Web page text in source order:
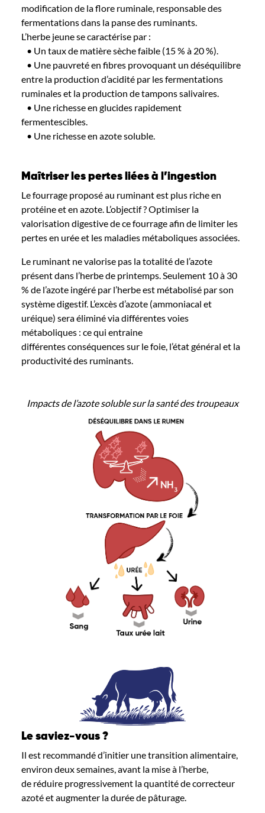
modification de la flore ruminale, responsable des
fermentations dans la panse des ruminants.
L’herbe jeune se caractérise par :
• Un taux de matière sèche faible (15 % à 20 %).
• Une pauvreté en fibres provoquant un déséquilibre
entre la production d’acidité par les fermentations
ruminales et la production de tampons salivaires.
• Une richesse en glucides rapidement
fermentescibles.
• Une richesse en azote soluble.
Maîtriser les pertes liées à l’ingestion
Le fourrage proposé au ruminant est plus riche en
protéine et en azote. L’objectif ? Optimiser la
valorisation digestive de ce fourrage afin de limiter les
pertes en urée et les maladies métaboliques associées.
Le ruminant ne valorise pas la totalité de l’azote
présent dans l’herbe de printemps. Seulement 10 à 30
% de l’azote ingéré par l’herbe est métabolisé par son
système digestif. L’excès d’azote (ammoniacal et
uréique) sera éliminé via différentes voies
métaboliques : ce qui entraine
différentes conséquences sur le foie, l’état général et la
productivité des ruminants.
Impacts de l’azote soluble sur la santé des troupeaux
Le saviez-vous ?
Il est recommandé d’initier une transition alimentaire,
environ deux semaines, avant la mise à l’herbe,
de réduire progressivement la quantité de correcteur
azoté et augmenter la durée de pâturage.